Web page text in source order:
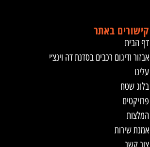
קישורים באתר
דף הבית
אבזור ודיגום רכבים בסדנת דה וינצ׳י
עלינו
בלוג שטח
פרויקטים
המלצות
אמנת שירות
צור קשר